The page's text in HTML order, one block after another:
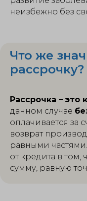
неизбежно без
Что же
рассрочку?
Рассрочка –
данном случае
оплачивается за
возврат
равными
от кредита в том,
сумму, равную